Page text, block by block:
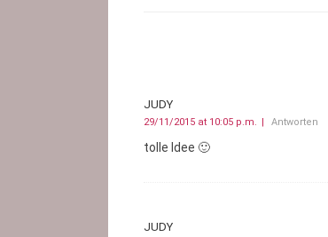
JUDY
29/11/2015 at 10:05 p.m. Antworten
tolle Idee 🙂
JUDY